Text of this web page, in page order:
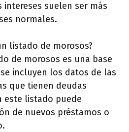
intereses suelen ser más
normales.
listado de morosos?
de morosos es una base
incluyen los datos de las
que tienen deudas
este listado puede
de nuevos préstamos o